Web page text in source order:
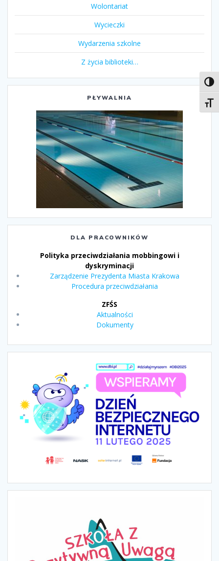
Wolontariat
Wycieczki
Wydarzenia szkolne
Z życia biblioteki…
PŁYWALNIA
DLA PRACOWNIKÓW
Polityka przeciwdziałania mobbingowi i
dyskryminacji
Zarządzenie Prezydenta Miasta Krakowa
Procedura przeciwdziałania
ZFŚS
Aktualności
Dokumenty